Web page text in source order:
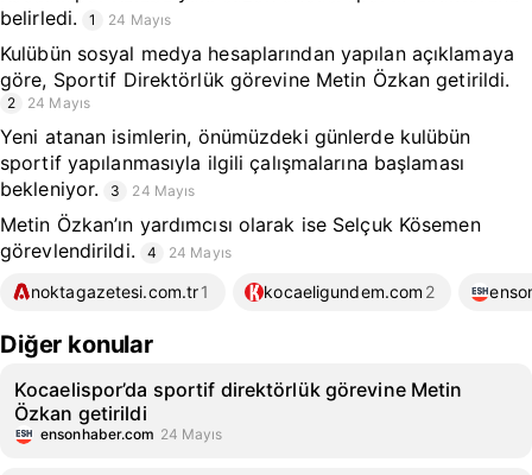
belirledi.
1 24 Mayıs
Kulübün sosyal medya hesaplarından yapılan açıklamaya
göre, Sportif Direktörlük görevine Metin Özkan getirildi.
2 24 Mayıs
Yeni atanan isimlerin, önümüzdeki günlerde kulübün
sportif yapılanmasıyla ilgili çalışmalarına başlaması
bekleniyor.
3 24 Mayıs
Metin Özkan’ın yardımcısı olarak ise Selçuk Kösemen
görevlendirildi.
4 24 Mayıs
noktagazetesi.com.tr1 kocaeligundem.com 2
Diğer konular
Kocaelispor’da sportif direktörlük görevine Metin
Özkan getirildi
ensonhaber.com 24 Mayıs